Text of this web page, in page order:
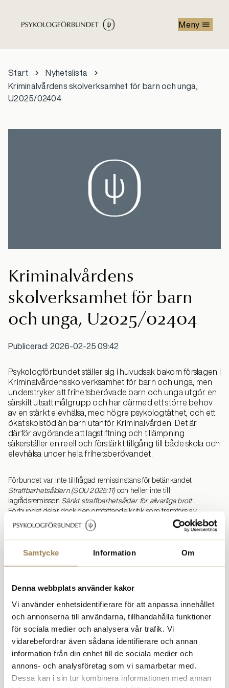
Samtycke Information Om
Denna webbplats använder kakor
Vi använder enhetsidentifierare för att anpassa innehållet
och annonserna till användarna, tillhandahålla funktioner
för sociala medier och analysera vår trafik. Vi
vidarebefordrar även sådana identifierare och annan
information från din enhet till de sociala medier och
annons- och analysföretag som vi samarbetar med.
Dessa kan i sin tur kombinera informationen med annan
Meny
Start
Nyhetslista
Kriminalvårdens skolverksamhet för barn och unga,
U2025/02404
Kriminalvårdens
skolverksamhet för barn
och unga, U2025/02404
Publicerad: 2026-02-25 09:42
Psykologförbundet ställer sig i huvudsak bakom förslagen i
Kriminalvårdens skolverksamhet för barn och unga, men
understryker att frihetsberövade barn och unga utgör en
särskilt utsatt målgrupp och har därmed ett större behov
av en stärkt elevhälsa, med högre psykologtäthet, och ett
ökat skolstöd än barn utanför Kriminalvården. Det är
därför avgörande att lagstiftning och tillämpning
säkerställer en reell och förstärkt tillgång till både skola och
elevhälsa under hela frihetsberövandet.
Förbundet var inte tillfrågad remissinstans för betänkandet
Straffbarhetsåldern (SOU 2025:11)och heller inte till
lagrådsremissen Sänkt straffbarhetsålder för allvarliga brott
Förbundet delar dock den omfattande kritik som framförs av
majoriteten av remissinstanser om förslaget att sänka
straffbarhetsåldern till 13 år för allvarliga brott. Om förslaget, trots
den massiva kritiken, ändå genomförs är det essentiellt att barnens
rätt till skolgång i grundskola och gymnasium, undervisningstid och
Psykologförbundet skriver i sitt yttrande till
Utbildningsdepartementet att barn och unga i häktet eller fängelse
har samma rätt till utbildning och elevhälsa som barn utanför
Kriminalvården. Förbundet betonar dock att behovet av en stärkt
elevhälsa med avsevärt högre psykologtäthet och ett ökat
pedagogiskt stöd i skolarbetet är större för frihetsberövade barn än
för andra barn. Det är därför, skriver förbundet, viktigt att dessa barn
får tillgång till specialpedagogisk kompetens liksom till speciallärare